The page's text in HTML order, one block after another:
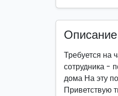
Требуется на
сотрудника -
дома На эту
Приветствую